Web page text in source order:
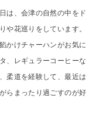
は、会津の自然の中をド
や花巡りをしています。
かけチャーハンがお気に
、レギュラーコーヒーな
柔道を経験して、最近は
らまったり過ごすのが好